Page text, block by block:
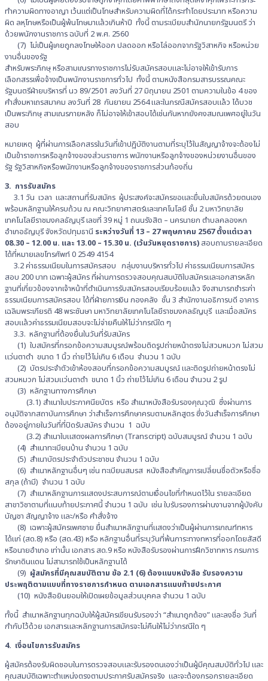
ทำความผิดทางอาญา เว้นแต่เป็นโทษสำหรับความผิดที่ได้กระทำโดยประมาท หรือความ
ผิด ลหุโทษหรือเป็นผู้พ้นโทษมาแล้วเกินห้าปี ทั้งนี้ ตามระเบียบสำนักนายกรัฐมนตรี ว่า
ด้วยพนักงานราชการ ฉบับที่ 2 พ.ศ. 2560
(7) ไม่เป็นผู้เคยถูกลงโทษให้ออก ปลดออก หรือไล่ออกจากรัฐวิสาหกิจ หรือหน่วย
งานอื่นของรัฐ
สำหรับพระภิกษุ หรือสามเณรทางราชการไม่รับสมัครสอบและไม่อาจให้เข้ารับการ
เลือกสรรเพื่อจ้างเป็นพนักงานราชการทั่วไป ทั้งนี้ ตามหนังสือกรมสารบรรณคณะ
รัฐมนตรีฝ่ายบริหารที่ นว 89/2501 ลงวันที่ 27 มิถุนายน 2501 ตามความในข้อ 4 ของ
คำสั่งมหาเถรสมาคม ลงวันที่ 28 กันยายน 2564 และในกรณีสมัครสอบแล้ว ได้บวช
เป็นพระภิกษุ สามเณรภายหลัง ก็ไม่อาจให้เข้าสอบได้เช่นกันหากยังคงสมณเพศอยู่ในวัน
สอบ
หมายเหตุ ผู้ที่ผ่านการเลือกสรรในวันที่เข้าปฏิบัติงานตามที่ระบุไว้ในสัญญาจ้างจะต้องไม่
เป็นข้าราชการหรือลูกจ้างของส่วนราชการ พนักงานหรือลูกจ้างของหน่วยงานอื่นของ
รัฐ รัฐวิสาหกิจหรือพนักงานหรือลูกจ้างของราชการส่วนท้องถิ่น
3. การรับสมัคร
3.1 วัน เวลา และสถานที่รับสมัคร ผู้ประสงค์จะสมัครขอและยื่นใบสมัครด้วยตนเอง
พร้อมหลักฐานให้ครบถ้วน ณ คณะวิทยาศาสตร์และเทคโนโลยี ชั้น 2 มหาวิทยาลัย
เทคโนโลยีราชมงคลธัญบุรี เลขที่ 39 หมู่ 1 ถนนรังสิต – นครนายก ตำบลคลองหก
อำเภอธัญบุรี จังหวัดปทุมธานี ระหว่างวันที่ 13 – 27 พฤษภาคม 2567 ตั้งแต่เวลา
08.30 – 12.00 น. และ 13.00 – 15.30 น. (เว้นวันหยุดราชการ) สอบถามรายละเอียด
ได้ที่หมายเลขโทรศัพท์ 0 2549 4154
3.2 ค่าธรรมเนียมในการสมัครสอบ กลุ่มงานบริหารทั่วไป ค่าธรรมเนียมการสมัคร
สอบ 200 บาท เฉพาะผู้สมัคร ที่ผ่านการตรวจสอบคุณสมบัติใบสมัครและเอกสารหลัก
ฐานที่เกี่ยวข้องจากเจ้าหน้าที่ดำเนินการรับสมัครสอบเรียบร้อยแล้ว จึงสามารถชำระค่า
ธรรมเนียมการสมัครสอบ ได้ที่ฝ่ายการเงิน กองคลัง ชั้น 3 สำนักงานอธิการบดี อาคาร
เฉลิมพระเกียรติ 48 พระชันษา มหาวิทยาลัยเทคโนโลยีราชมงคลธัญบุรี และเมื่อสมัคร
สอบแล้วค่าธรรมเนียมสอบจะไม่จ่ายคืนให้ไม่ว่ากรณีใด ๆ
3.3. หลักฐานที่ต้องยื่นในวันที่รับสมัคร
(1) ใบสมัครที่กรอกข้อความสมบูรณ์พร้อมติดรูปถ่ายหน้าตรงไม่สวมหมวก ไม่สวม
แว่นตาดำ ขนาด 1 นิ้ว ถ่ายไว้ไม่เกิน 6 เดือน จำนวน 1 ฉบับ
(2) บัตรประจำตัวเข้าห้องสอบที่กรอกข้อความสมบูรณ์ และติดรูปถ่ายหน้าตรงไม่
สวมหมวก ไม่สวมแว่นตาดำ ขนาด 1 นิ้ว ถ่ายไว้ไม่เกิน 6 เดือน จำนวน 2 รูป
(3) หลักฐานทางการศึกษา
(3.1) สำเนาใบประกาศนียบัตร หรือ สำเนาหนังสือรับรองคุณวุฒิ ซึ่งผ่านการ
อนุมัติจากสถาบันการศึกษา ว่าสำเร็จการศึกษาครบตามหลักสูตร ซึ่งวันสำเร็จการศึกษา
ต้องอยู่ภายในวันที่ที่ปิดรับสมัคร จำนวน 1 ฉบับ
(3.2) สำเนาใบแสดงผลการศึกษา (Transcript) ฉบับสมบูรณ์ จำนวน 1 ฉบับ
(4) สำเนาทะเบียนบ้าน จำนวน 1 ฉบับ
(5) สำเนาบัตรประจำตัวประชาชน จำนวน 1 ฉบับ
(6) สำเนาหลักฐานอื่นๆ เช่น ทะเบียนสมรส หนังสือสำคัญการเปลี่ยนชื่อตัวหรือชื่อ
สกุล (ถ้ามี) จำนวน 1 ฉบับ
(7) สำเนาหลักฐานการแสดงประสบการณ์ตามเงื่อนไขที่กำหนดไว้ใน รายละเอียด
สาขาวิชาตามที่แนบท้ายประกาศนี้ จำนวน 1 ฉบับ เช่น ใบรับรองการผ่านงานจากผู้บังคับ
บัญชา สัญญาจ้าง และ/หรือ คำสั่งจ้าง
(8) เฉพาะผู้สมัครเพศชาย ยื่นสำเนาหลักฐานที่แสดงว่าเป็นผู้ผ่านการเกณฑ์ทหาร
ได้แก่ (สด.8) หรือ (สด.43) หรือ หลักฐานอื่นที่ระบุวันที่พ้นภาระทางทหารที่ออกโดยสัสดี
หรือนายอำเภอ เท่านั้น เอกสาร สด.9 หรือ หนังสือรับรองผ่านการฝึกวิชาทหาร กรมการ
รักษาดินแดน ไม่สามารถใช้เป็นหลักฐานได้
(9) ผู้สมัครที่มีคุณสมบัติตาม ข้อ 2.1 (6) ต้องแนบหนังสือ รับรองความ
ประพฤติตามแบบที่ทางราชการกำหนด ตามเอกสารแนบท้ายประกาศ
(10) หนังสือยินยอมให้เปิดเผยข้อมูลส่วนบุคคล จำนวน 1 ฉบับ
ทั้งนี้ สำเนาหลักฐานทุกฉบับให้ผู้สมัครเขียนรับรองว่า “สำเนาถูกต้อง” และลงชื่อ วันที่
กำกับไว้ด้วย เอกสารและหลักฐานการสมัครจะไม่คืนให้ไม่ว่ากรณีใด ๆ
4. เงื่อนไขการรับสมัคร
ผู้สมัครต้องรับผิดชอบในการตรวจสอบและรับรองตนเองว่าเป็นผู้มีคุณสมบัติทั่วไป และ
คุณสมบัติเฉพาะตำแหน่งตรงตามประกาศรับสมัครจริง และจะต้องกรอกรายละเอียด